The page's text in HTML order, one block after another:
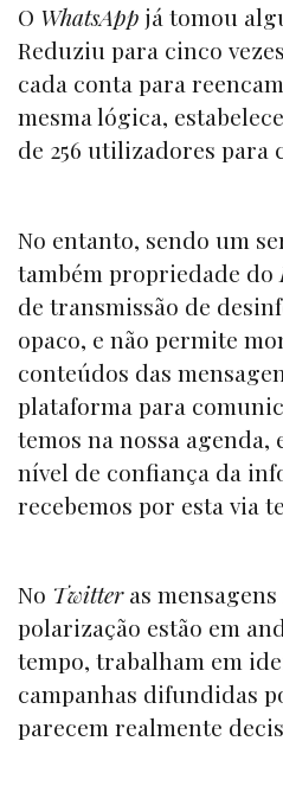
O WhatsApp já tomou
Reduziu para cinco
cada conta para
mesma lógica,
de 256 utilizadores para
No entanto, sendo um
também propriedade do
de transmissão de
opaco, e não permite
conteúdos das
plataforma para
temos na nossa agenda,
nível de confiança da
recebemos por esta via
No Twitteras
polarização estão em
tempo, trabalham em
campanhas difundidas
parecem realmente